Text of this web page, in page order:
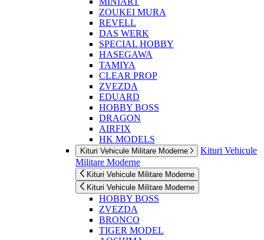
ZOUKEI MURA
REVELL
DAS WERK
SPECIAL HOBBY
HASEGAWA
TAMIYA
CLEAR PROP
ZVEZDA
EDUARD
HOBBY BOSS
DRAGON
AIRFIX
HK MODELS
Kituri Vehicule Militare Moderne
Kituri Vehicule
Militare Moderne
Kituri Vehicule Militare Moderne
Kituri Vehicule Militare Moderne
HOBBY BOSS
ZVEZDA
BRONCO
TIGER MODEL